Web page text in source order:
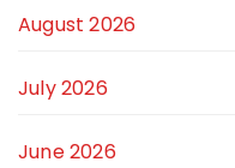
August 2026
July 2026
June 2026